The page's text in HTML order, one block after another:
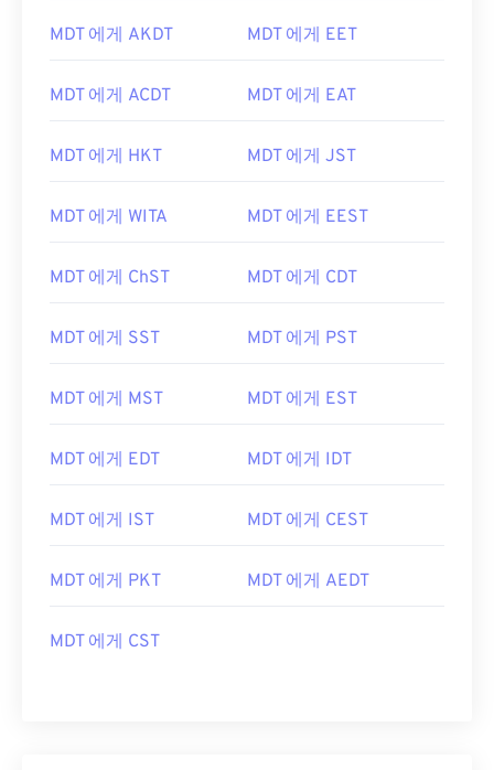
MDT 에게 AKDT MDT 에게 EET
MDT 에게 ACDT MDT 에게 EAT
MDT 에게 HKT MDT 에게 JST
MDT 에게 WITA MDT 에게 EEST
MDT 에게 ChST MDT 에게 CDT
MDT 에게 SST MDT 에게 PST
MDT 에게 MST MDT 에게 EST
MDT 에게 EDT MDT 에게 IDT
MDT 에게 IST MDT 에게 CEST
MDT 에게 PKT MDT 에게 AEDT
MDT 에게 CST